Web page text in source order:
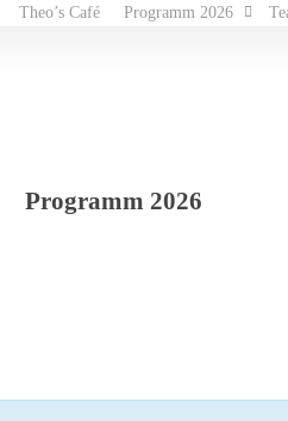
Theo’s Café Programm 2026
Programm 2026